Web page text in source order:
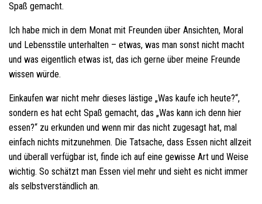
Spaß gemacht.
Ich habe mich in dem Monat mit Freunden über Ansichten, Moral
und Lebensstile unterhalten – etwas, was man sonst nicht macht
und was eigentlich etwas ist, das ich gerne über meine Freunde
wissen würde.
Einkaufen war nicht mehr dieses lästige „Was kaufe ich heute?“,
sondern es hat echt Spaß gemacht, das „Was kann ich denn hier
essen?“ zu erkunden und wenn mir das nicht zugesagt hat, mal
einfach nichts mitzunehmen. Die Tatsache, dass Essen nicht allzeit
und überall verfügbar ist, finde ich auf eine gewisse Art und Weise
wichtig. So schätzt man Essen viel mehr und sieht es nicht immer
als selbstverständlich an.